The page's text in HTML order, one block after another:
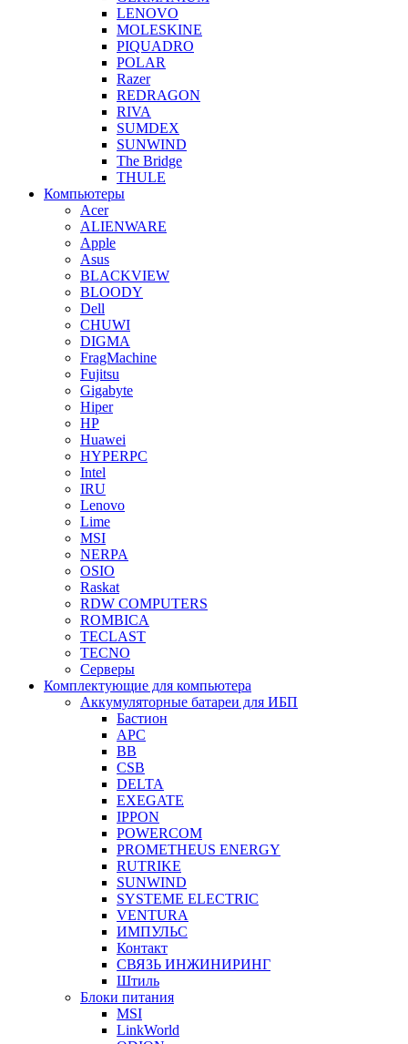
LENOVO
MOLESKINE
PIQUADRO
POLAR
Razer
REDRAGON
RIVA
SUMDEX
SUNWIND
The Bridge
THULE
Компьютеры
Acer
ALIENWARE
Apple
Asus
BLACKVIEW
BLOODY
Dell
CHUWI
DIGMA
FragMachine
Fujitsu
Gigabyte
Hiper
HP
Huawei
HYPERPC
Intel
IRU
Lenovo
Lime
MSI
NERPA
OSIO
Raskat
RDW COMPUTERS
ROMBICA
TECLAST
TECNO
Серверы
Комплектующие для компьютера
Аккумуляторные батареи для ИБП
Бастион
APC
BB
CSB
DELTA
EXEGATE
IPPON
POWERCOM
PROMETHEUS ENERGY
RUTRIKE
SUNWIND
SYSTEME ELECTRIC
VENTURA
ИМПУЛЬС
Контакт
СВЯЗЬ ИНЖИНИРИНГ
Штиль
Блоки питания
MSI
LinkWorld